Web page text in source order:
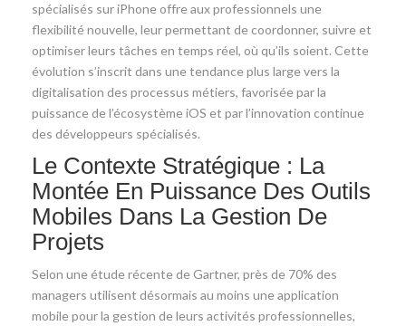
spécialisés sur iPhone offre aux professionnels une
flexibilité nouvelle, leur permettant de coordonner, suivre et
optimiser leurs tâches en temps réel, où qu’ils soient. Cette
évolution s’inscrit dans une tendance plus large vers la
digitalisation des processus métiers, favorisée par la
puissance de l’écosystème iOS et par l’innovation continue
des développeurs spécialisés.
Le Contexte Stratégique : La
Montée En Puissance Des Outils
Mobiles Dans La Gestion De
Projets
Selon une étude récente de Gartner, près de 70% des
managers utilisent désormais au moins une application
mobile pour la gestion de leurs activités professionnelles,